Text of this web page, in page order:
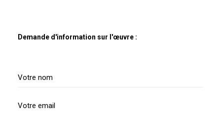
Demande d'information sur l'œuvre :